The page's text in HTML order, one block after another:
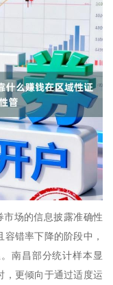
场的信息披露准确性
错率下降的阶段中，
南昌部分统计样本显
，更倾向于通过适度运